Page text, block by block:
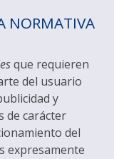
NORMATIVA
que requieren
del usuario
y
de carácter
del
expresamente